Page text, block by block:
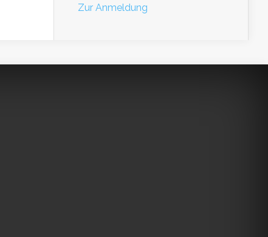
Zur Anmeldung